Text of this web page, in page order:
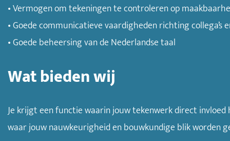
• Vermogen om tekeningen te controleren op
• Goede communicatieve vaardigheden richting collega’s
• Goede beheersing van de Nederlandse taal
Wat bieden wij
Je krijgt een functie waarin jouw tekenwerk direct
waar jouw nauwkeurigheid en bouwkundige blik worden